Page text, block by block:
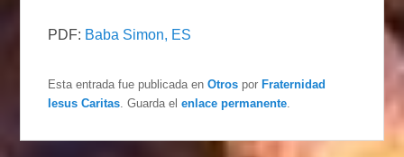
PDF: Baba Simon, ES
Esta entrada fue publicada enOtros por Fraternidad
Iesus Caritas. Guarda elenlace permanente.